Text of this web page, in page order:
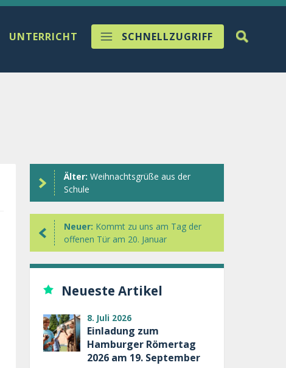
UNTERRICHT SCHNELLZUGRIFF
Älter: Weihnachtsgrüße aus der
Schule
Neuer: Kommt zu uns am Tag der
offenen Tür am 20. Januar
Neueste Artikel
8. Juli 2026
Einladung zum
Hamburger Römertag
2026 am 19. September